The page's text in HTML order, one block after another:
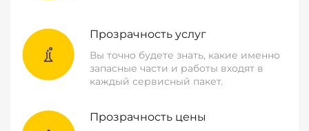
Прозрачность услуг
Вы точно будете знать, какие именно
запасные части и работы входят в
каждый сервисный пакет.
Прозрачность цены